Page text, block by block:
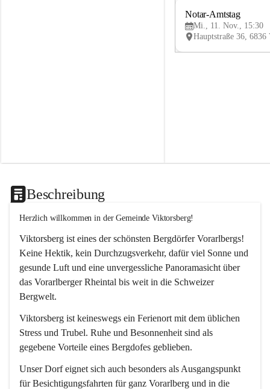
Notar-Amtstag
Mi., 11. Nov., 15:30
Beschreibung
Herzlich willkommen in der Gemeinde Viktorsberg!
Viktorsberg ist eines der schönsten Bergdörfer Vorarlbergs!
Keine Hektik, kein Durchzugsverkehr, dafür viel Sonne und
gesunde Luft und eine unvergessliche Panoramasicht über
das Vorarlberger Rheintal bis weit in die Schweizer
Bergwelt.
Viktorsberg ist keineswegs ein Ferienort mit dem üblichen
Stress und Trubel. Ruhe und Besonnenheit sind als
gegebene Vorteile eines Bergdofes geblieben.
Unser Dorf eignet sich auch besonders als Ausgangspunkt
für Besichtigungsfahrten für ganz Vorarlberg und in die